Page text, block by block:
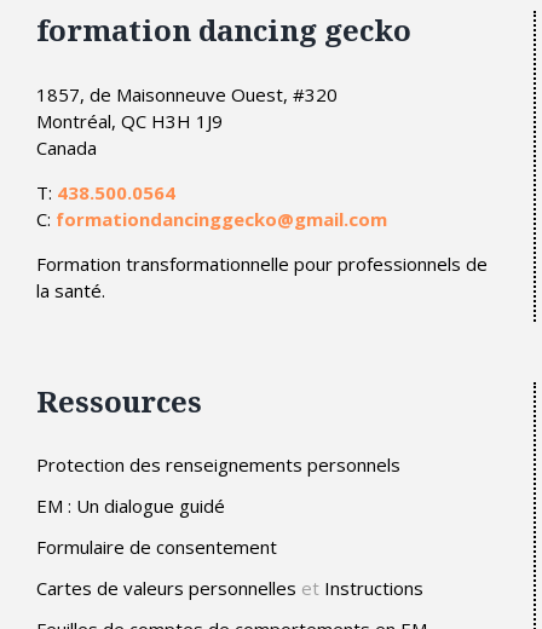
formation dancing gecko
1857, de Maisonneuve Ouest, #320
Montréal, QC H3H 1J9
Canada
T: 438.500.0564
C: formationdancinggecko@gmail.com
Formation transformationnelle pour professionnels de
la santé.
Ressources
Protection des renseignements personnels
EM : Un dialogue guidé
Formulaire de consentement
Cartes de valeurs personnelles et Instructions